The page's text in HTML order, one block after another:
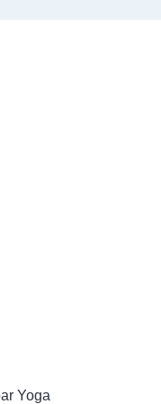
Yoga